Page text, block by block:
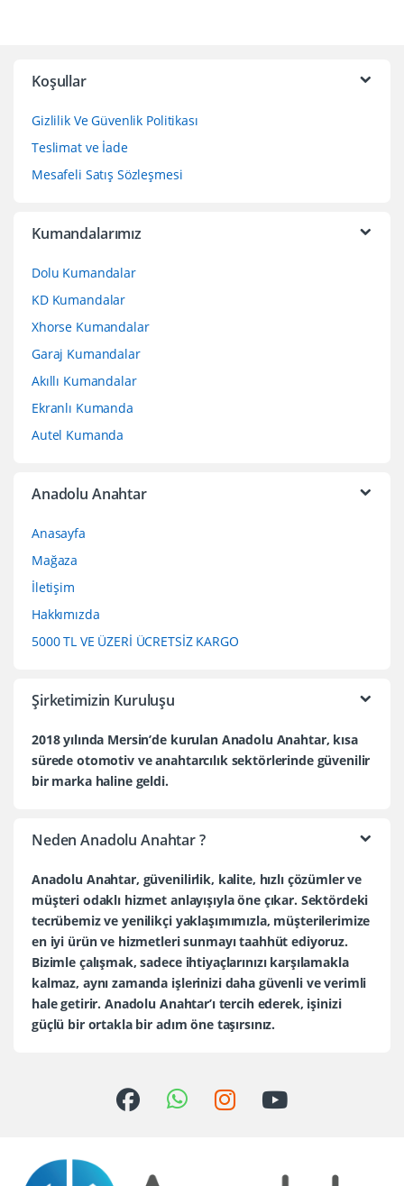
Koşullar
Gizlilik Ve Güvenlik Politikası
Teslimat ve İade
Mesafeli Satış Sözleşmesi
Kumandalarımız
Dolu Kumandalar
KD Kumandalar
Xhorse Kumandalar
Garaj Kumandalar
Akıllı Kumandalar
Ekranlı Kumanda
Autel Kumanda
Anadolu Anahtar
Anasayfa
Mağaza
İletişim
Hakkımızda
5000 TL VE ÜZERİ ÜCRETSİZ KARGO
Şirketimizin Kuruluşu
2018 yılında Mersin’de kurulan Anadolu Anahtar, kısa
sürede otomotiv ve anahtarcılık sektörlerinde güvenilir
bir marka haline geldi.
Neden Anadolu Anahtar ?
Anadolu Anahtar, güvenilirlik, kalite, hızlı çözümler ve
müşteri odaklı hizmet anlayışıyla öne çıkar. Sektördeki
tecrübemiz ve yenilikçi yaklaşımımızla, müşterilerimize
en iyi ürün ve hizmetleri sunmayı taahhüt ediyoruz.
Bizimle çalışmak, sadece ihtiyaçlarınızı karşılamakla
kalmaz, aynı zamanda işlerinizi daha güvenli ve verimli
hale getirir. Anadolu Anahtar’ı tercih ederek, işinizi
güçlü bir ortakla bir adım öne taşırsınız.